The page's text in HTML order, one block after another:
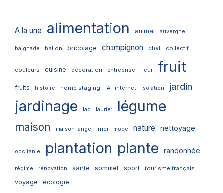
A la une alimentation animal auvergne
baignade ballon bricolage champignon chat collectif
couleurs cuisine décoration entreprise fleur fruit
fruits histoire home staging IA internet isolation jardin
jardinage lac laurier légume
maison maison langel mer mode nature nettoyage
occitanie plantation plante randonnée
régime rénovation santé sommet sport tourisme français
voyage écologie